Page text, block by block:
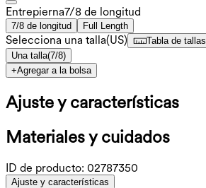
Entrepierna️7/8 de longitud
7/8 de longitud Full Length
Selecciona una talla(US)
Tabla de tallas
Una talla(7/8)
+Agregar a la bolsa
Ajuste y características
Materiales y cuidados
ID de producto: 02787350
Ajuste y características